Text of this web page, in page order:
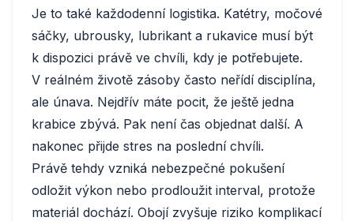
Je to také každodenní logistika. Katétry, močové
sáčky, ubrousky, lubrikant a rukavice musí být
k dispozici právě ve chvíli, kdy je potřebujete.
V reálném životě zásoby často neřídí disciplína,
ale únava. Nejdřív máte pocit, že ještě jedna
krabice zbývá. Pak není čas objednat další. A
nakonec přijde stres na poslední chvíli.
Právě tehdy vzniká nebezpečné pokušení
odložit výkon nebo prodloužit interval, protože
materiál dochází. Obojí zvyšuje riziko komplikací